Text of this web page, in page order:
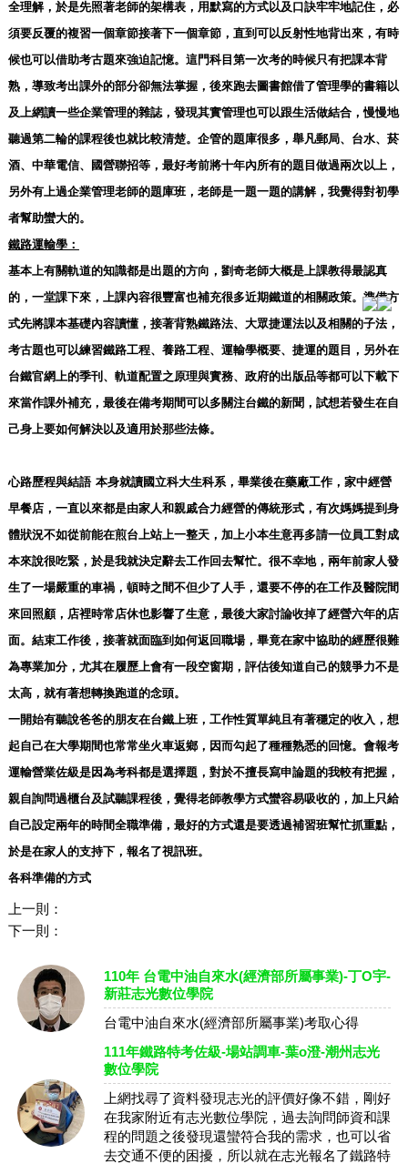
全理解，於是先照著老師的架構表，用默寫的方式以及口訣牢牢地記住，必
須要反覆的複習一個章節接著下一個章節，直到可以反射性地背出來，有時
候也可以借助考古題來強迫記憶。這門科目第一次考的時候只有把課本背
熟，導致考出課外的部分卻無法掌握，後來跑去圖書館借了管理學的書籍以
及上網讀一些企業管理的雜誌，發現其實管理也可以跟生活做結合，慢慢地
聽過第二輪的課程後也就比較清楚。企管的題庫很多，舉凡郵局、台水、菸
酒、中華電信、國營聯招等，最好考前將十年內所有的題目做過兩次以上，
另外有上過企業管理老師的題庫班，老師是一題一題的講解，我覺得對初學
者幫助蠻大的。
鐵路運輸學：
基本上有關軌道的知識都是出題的方向，劉奇老師大概是上課教得最認真
的，一堂課下來，上課內容很豐富也補充很多近期鐵道的相關政策。準備方
式先將課本基礎內容讀懂，接著背熟鐵路法、大眾捷運法以及相關的子法，
考古題也可以練習鐵路工程、養路工程、運輸學概要、捷運的題目，另外在
台鐵官網上的季刊、軌道配置之原理與實務、政府的出版品等都可以下載下
來當作課外補充，最後在備考期間可以多關注台鐵的新聞，試想若發生在自
己身上要如何解決以及適用於那些法條。
心路歷程與結語 本身就讀國立科大生科系，畢業後在藥廠工作，家中經營
早餐店，一直以來都是由家人和親戚合力經營的傳統形式，有次媽媽提到身
體狀況不如從前能在煎台上站上一整天，加上小本生意再多請一位員工對成
本來說很吃緊，於是我就決定辭去工作回去幫忙。很不幸地，兩年前家人發
生了一場嚴重的車禍，頓時之間不但少了人手，還要不停的在工作及醫院間
來回照顧，店裡時常店休也影響了生意，最後大家討論收掉了經營六年的店
面。結束工作後，接著就面臨到如何返回職場，畢竟在家中協助的經歷很難
為專業加分，尤其在履歷上會有一段空窗期，評估後知道自己的競爭力不是
太高，就有著想轉換跑道的念頭。
一開始有聽說爸爸的朋友在台鐵上班，工作性質單純且有著穩定的收入，想
起自己在大學期間也常常坐火車返鄉，因而勾起了種種熟悉的回憶。會報考
運輸營業佐級是因為考科都是選擇題，對於不擅長寫申論題的我較有把握，
親自詢問過櫃台及試聽課程後，覺得老師教學方式蠻容易吸收的，加上只給
自己設定兩年的時間全職準備，最好的方式還是要透過補習班幫忙抓重點，
於是在家人的支持下，報名了視訊班。
各科準備的方式
上一則：
下一則：
110年 台電中油自來水(經濟部所屬事業)-丁O宇-
新莊志光數位學院
台電中油自來水(經濟部所屬事業)考取心得
111年鐵路特考佐級-場站調車-葉o澄-潮州志光
數位學院
上網找尋了資料發現志光的評價好像不錯，剛好
在我家附近有志光數位學院，過去詢問師資和課
程的問題之後發現還蠻符合我的需求，也可以省
去交通不便的困擾，所以就在志光報名了鐵路特